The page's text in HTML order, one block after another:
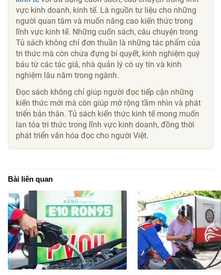
vực kinh doanh, kinh tế. Là nguồn tư liệu cho những
người quan tâm và muốn nâng cao kiến thức trong
lĩnh vực kinh tế. Những cuốn sách, câu chuyện trong
Tủ sách không chỉ đơn thuần là những tác phẩm của
tri thức mà còn chứa đựng bí quyết, kinh nghiệm quý
báu từ các tác giả, nhà quản lý có uy tín và kinh
nghiệm lâu năm trong ngành.
Đọc sách không chỉ giúp người đọc tiếp cận những
kiến thức mới mà còn giúp mở rộng tầm nhìn và phát
triển bản thân. Tủ sách kiến thức kinh tế mong muốn
lan tỏa tri thức trong lĩnh vực kinh doanh, đồng thời
phát triển văn hóa đọc cho người Việt.
Bài liên quan